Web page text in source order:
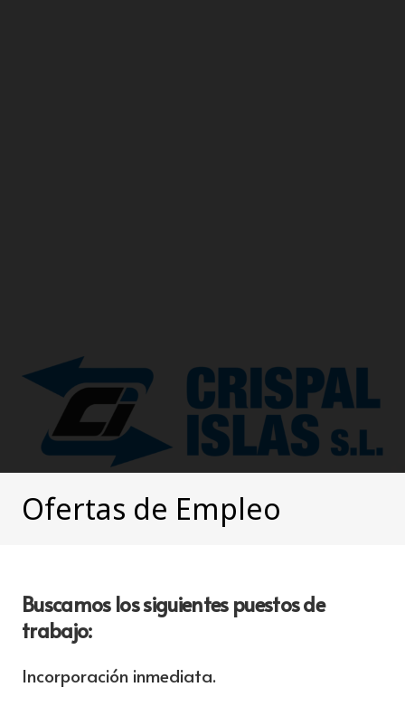
Crispal Islas S.l .
principal la construcción, y la
Ofertas de Empleo
Buscamos los siguientes puestos de
trabajo:
Incorporación inmediata.